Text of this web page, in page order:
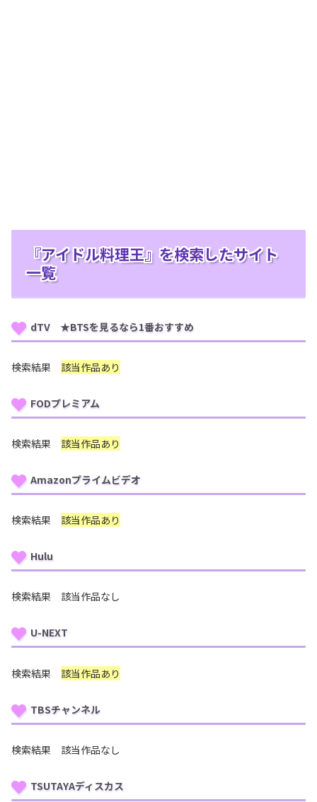
『アイドル料理王』を検索したサイト
一覧
dTV ★BTSを見るなら1番おすすめ
検索結果 該当作品あり
FODプレミアム
検索結果 該当作品あり
Amazonプライムビデオ
検索結果 該当作品あり
Hulu
検索結果 該当作品なし
U-NEXT
検索結果 該当作品あり
TBSチャンネル
検索結果 該当作品なし
TSUTAYAディスカス